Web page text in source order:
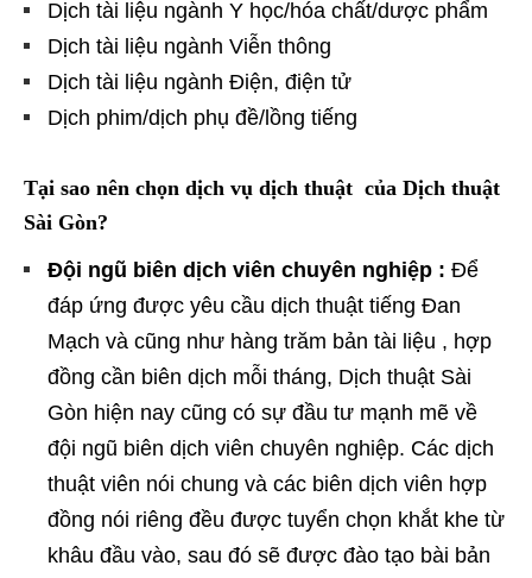
Dịch tài liệu ngành Y học/hóa chất/dược phẩm
Dịch tài liệu ngành Viễn thông
Dịch tài liệu ngành Điện, điện tử
Dịch phim/dịch phụ đề/lồng tiếng
Tại sao nên chọn dịch vụ dịch thuật của Dịch thuật
Sài Gòn?
Đội ngũ biên dịch viên chuyên nghiệp : Để
đáp ứng được yêu cầu dịch thuật tiếng Đan
Mạch và cũng như hàng trăm bản tài liệu , hợp
đồng cần biên dịch mỗi tháng, Dịch thuật Sài
Gòn hiện nay cũng có sự đầu tư mạnh mẽ về
đội ngũ biên dịch viên chuyên nghiệp. Các dịch
thuật viên nói chung và các biên dịch viên hợp
đồng nói riêng đều được tuyển chọn khắt khe từ
khâu đầu vào, sau đó sẽ được đào tạo bài bản